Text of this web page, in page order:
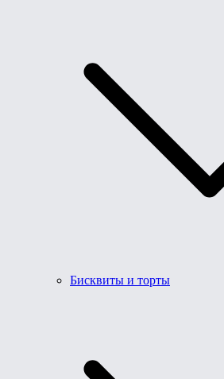
Бисквиты и торты